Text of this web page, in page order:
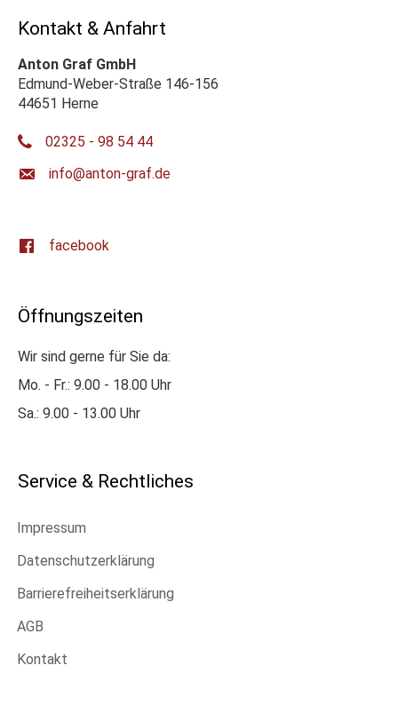
Kontakt & Anfahrt
Anton Graf GmbH
Edmund-Weber-Straße 146-156
44651 Herne
02325 - 98 54 44
ed.farg-notna@ofni
facebook
Öffnungszeiten
Wir sind gerne für Sie da:
Mo. - Fr.: 9.00 - 18.00 Uhr
Sa.: 9.00 - 13.00 Uhr
Service & Rechtliches
Impressum
Datenschutzerklärung
Barrierefreiheitserklärung
AGB
Kontakt